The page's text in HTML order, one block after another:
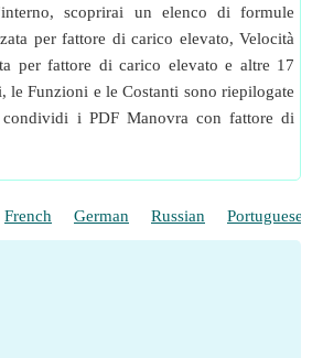
scoprirai un elenco di formule
per fattore di carico elevato, Velocità
per fattore di carico elevato e altre 17
le Funzioni e le Costanti sono riepilogate
i PDF Manovra con fattore di
French German Russian Portuguese